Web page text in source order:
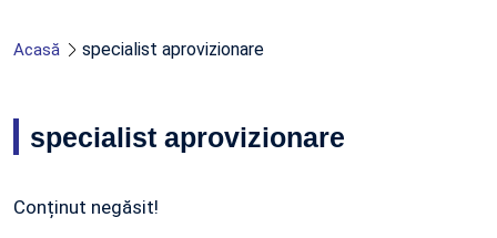
Acasă specialist aprovizionare
specialist aprovizionare
Conținut negăsit!